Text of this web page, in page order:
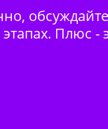
Плюс -